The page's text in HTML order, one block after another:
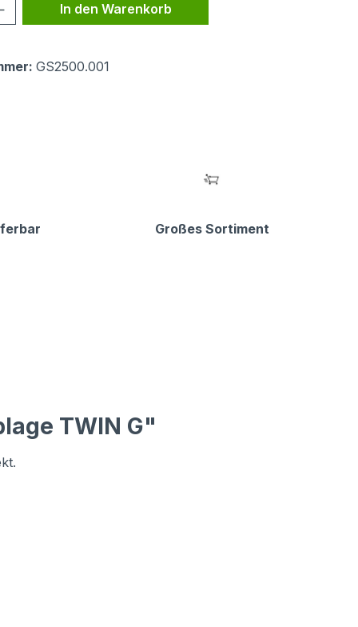
Anzahl: Gib den gewünschten Wert
In den Warenkorb
GS2500.001
Großes Sortiment
TWIN G"